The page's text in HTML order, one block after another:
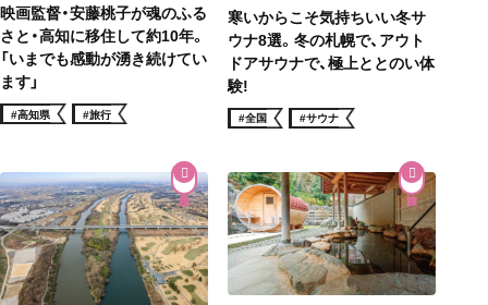
映画監督・安藤桃子が魂のふる
さと・高知に移住して約10年。
「いまでも感動が湧き続けてい
ます」
#高知県 #旅行
寒いからこそ気持ちいい冬サ
ウナ8選。冬の札幌で、アウト
ドアサウナで、極上ととのい体
験!
#全国 #サウナ